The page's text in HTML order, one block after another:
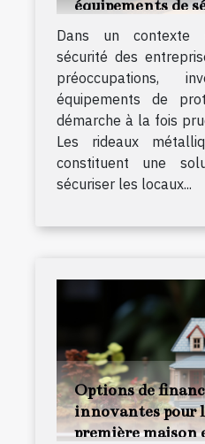
équipements de
rideaux
Dans un contexte
sécurité des
préoccupations,
équipements de
démarche à la fois
Les rideaux
constituent une
sécuriser les locaux...
Options de
innovantes pour
première maison